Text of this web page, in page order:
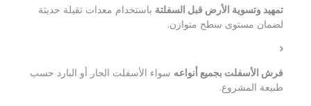
تمهيد وتسوية الأرض قبل السفلتة باستخدام معدات ثقيلة حديثة
لضمان مستوى سطح متوازن.
فرش الأسفلت بجميع أنواعه سواء الأسفلت الحار أو البارد حسب
طبيعة المشروع.